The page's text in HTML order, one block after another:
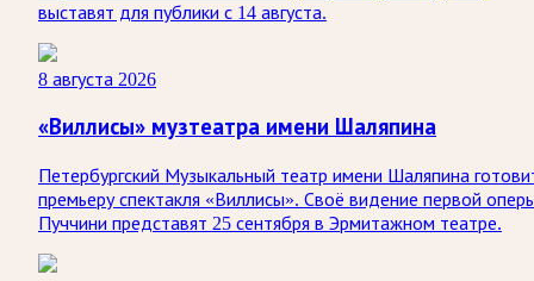
выставят для публики с 14 августа.
8 августа 2026
«Виллисы» музтеатра имени Шаляпина
Петербургский Музыкальный театр имени Шаляпина
премьеру спектакля «Виллисы». Своё видение первой
Пуччини представят 25 сентября в Эрмитажном театре.